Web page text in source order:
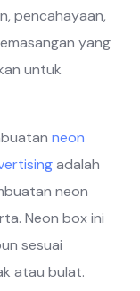
pencahayaan,
yang
untuk
neon
adalah
neon
Neon box ini
sesuai
atau bulat.